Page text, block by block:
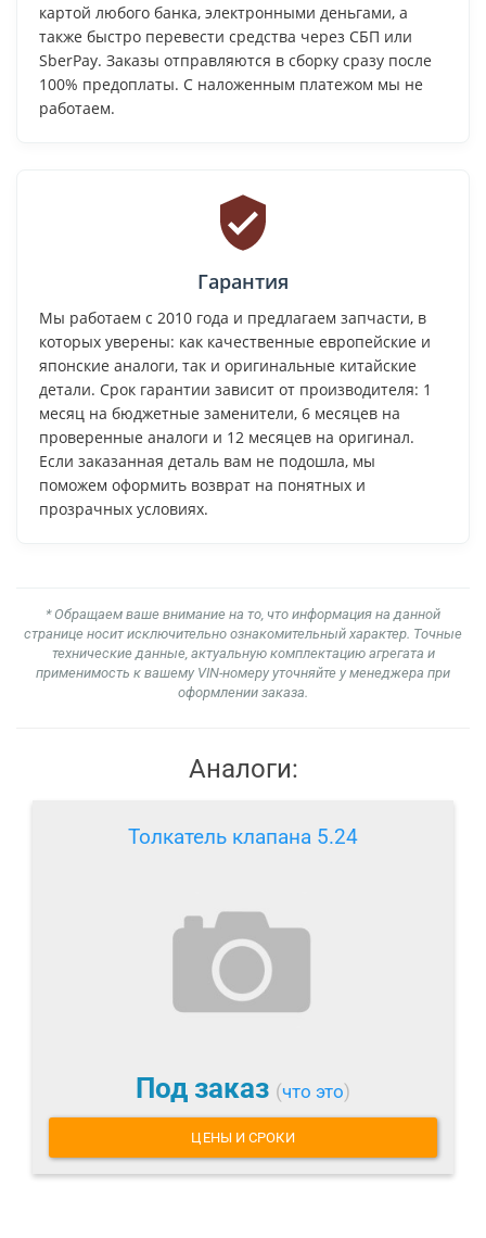
картой любого банка, электронными деньгами, а
также быстро перевести средства через СБП или
SberPay. Заказы отправляются в сборку сразу после
100% предоплаты. С наложенным платежом мы не
работаем.
Гарантия
Мы работаем с 2010 года и предлагаем запчасти, в
которых уверены: как качественные европейские и
японские аналоги, так и оригинальные китайские
детали. Срок гарантии зависит от производителя: 1
месяц на бюджетные заменители, 6 месяцев на
проверенные аналоги и 12 месяцев на оригинал.
Если заказанная деталь вам не подошла, мы
поможем оформить возврат на понятных и
прозрачных условиях.
* Обращаем ваше внимание на то, что информация на данной
странице носит исключительно ознакомительный характер. Точные
технические данные, актуальную комплектацию агрегата и
применимость к вашему VIN-номеру уточняйте у менеджера при
оформлении заказа.
Аналоги:
Толкатель клапана 5.24
Под заказ (что это)
ЦЕНЫ И СРОКИ